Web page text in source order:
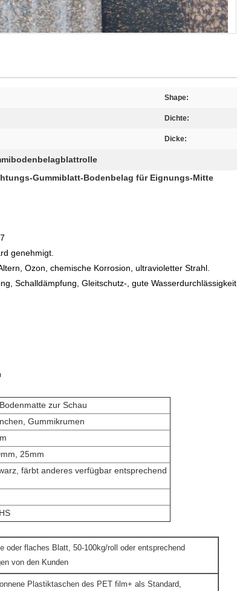
Shape:
Dichte:
Dicke:
Gummiblatt-Bodenbelag für Eignungs-Mitte
genehmigt.
Altern, Ozon, chemische Korrosion, ultravioletter Strahl.
Schalldämpfung, Gleitschutz-, gute Wasserdurchlässigkeit.
zur Schau
Gummikrumen
25mm
färbt anderes verfügbar entsprechend
oder flaches Blatt, 50-100kg/roll oder entsprechend
von den Kunden
Plastiktaschen des PET film+ als Standard,